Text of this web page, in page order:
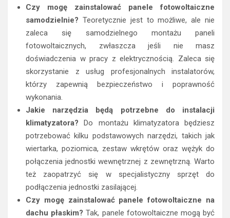
Czy mogę zainstalować panele fotowoltaiczne
samodzielnie? Teoretycznie jest to możliwe, ale nie
zaleca się samodzielnego montażu paneli
fotowoltaicznych, zwłaszcza jeśli nie masz
doświadczenia w pracy z elektrycznością. Zaleca się
skorzystanie z usług profesjonalnych instalatorów,
którzy zapewnią bezpieczeństwo i poprawność
wykonania.
Jakie narzędzia będą potrzebne do instalacji
klimatyzatora? Do montażu klimatyzatora będziesz
potrzebować kilku podstawowych narzędzi, takich jak
wiertarka, poziomica, zestaw wkrętów oraz wężyk do
połączenia jednostki wewnętrznej z zewnętrzną. Warto
też zaopatrzyć się w specjalistyczny sprzęt do
podłączenia jednostki zasilającej.
Czy mogę zainstalować panele fotowoltaiczne na
dachu płaskim? Tak, panele fotowoltaiczne mogą być